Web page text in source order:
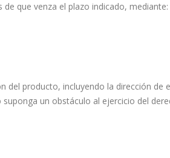
que venza el plazo indicado, mediante:
del producto, incluyendo la dirección de
un obstáculo al ejercicio del